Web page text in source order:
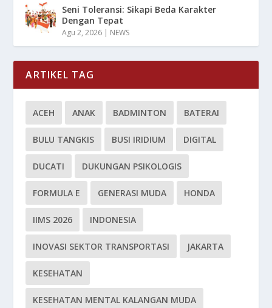
Seni Toleransi: Sikapi Beda Karakter
Dengan Tepat
Agu 2, 2026 | NEWS
ARTIKEL TAG
ACEH ANAK BADMINTON BATERAI
BULU TANGKIS BUSI IRIDIUM DIGITAL
DUCATI DUKUNGAN PSIKOLOGIS
FORMULA E GENERASI MUDA HONDA
IIMS 2026 INDONESIA
INOVASI SEKTOR TRANSPORTASI JAKARTA
KESEHATAN
KESEHATAN MENTAL KALANGAN MUDA